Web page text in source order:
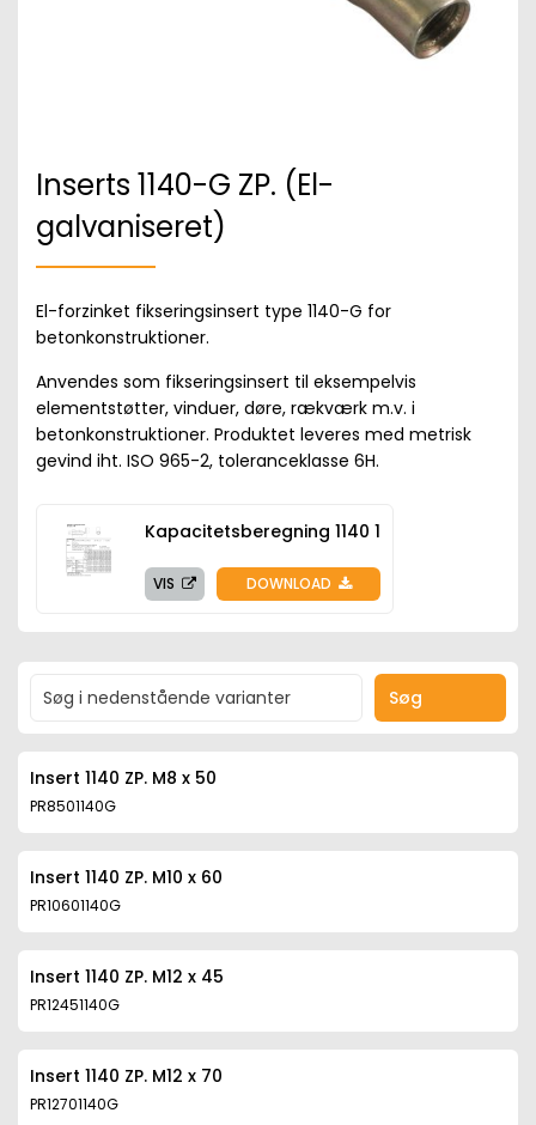
Inserts 1140-G ZP. (El-
galvaniseret)
El-forzinket fikseringsinsert type 1140-G for
betonkonstruktioner.
Anvendes som fikseringsinsert til eksempelvis
elementstøtter, vinduer, døre, rækværk m.v. i
betonkonstruktioner. Produktet leveres med metrisk
gevind iht. ISO 965-2, toleranceklasse 6H.
Kapacitetsberegning 1140 1
VIS DOWNLOAD
Søg
Insert 1140 ZP. M8 x 50
PR8501140G
Insert 1140 ZP. M10 x 60
PR10601140G
Insert 1140 ZP. M12 x 45
PR12451140G
Insert 1140 ZP. M12 x 70
PR12701140G